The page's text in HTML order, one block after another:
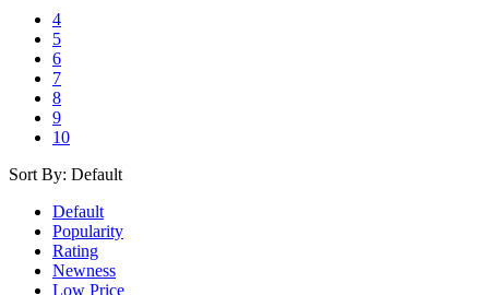
4
5
6
7
8
9
10
Sort By: Default
Default
Popularity
Rating
Newness
Low Price